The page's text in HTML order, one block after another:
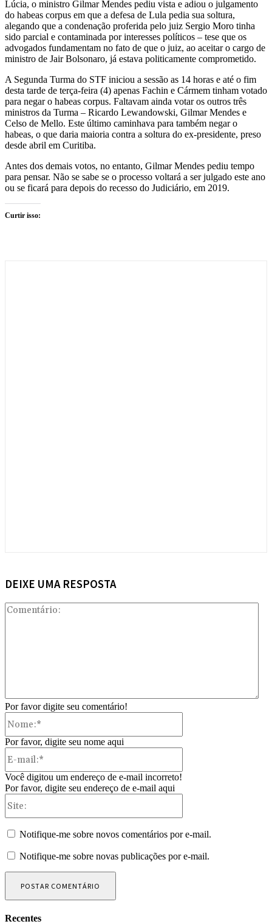
Lúcia, o ministro Gilmar Mendes pediu vista e adiou o julgamento
do habeas corpus em que a defesa de Lula pedia sua soltura,
alegando que a condenação proferida pelo juiz Sergio Moro tinha
sido parcial e contaminada por interesses políticos – tese que os
advogados fundamentam no fato de que o juiz, ao aceitar o cargo de
ministro de Jair Bolsonaro, já estava politicamente comprometido.
A Segunda Turma do STF iniciou a sessão as 14 horas e até o fim
desta tarde de terça-feira (4) apenas Fachin e Cármem tinham votado
para negar o habeas corpus. Faltavam ainda votar os outros três
ministros da Turma – Ricardo Lewandowski, Gilmar Mendes e
Celso de Mello. Este último caminhava para também negar o
habeas, o que daria maioria contra a soltura do ex-presidente, preso
desde abril em Curitiba.
Antes dos demais votos, no entanto, Gilmar Mendes pediu tempo
para pensar. Não se sabe se o processo voltará a ser julgado este ano
ou se ficará para depois do recesso do Judiciário, em 2019.
Curtir isso:
DEIXE UMA RESPOSTA
Por favor digite seu comentário!
Por favor, digite seu nome aqui
Você digitou um endereço de e-mail incorreto!
Por favor, digite seu endereço de e-mail aqui
Notifique-me sobre novos comentários por e-mail.
Notifique-me sobre novas publicações por e-mail.
Recentes